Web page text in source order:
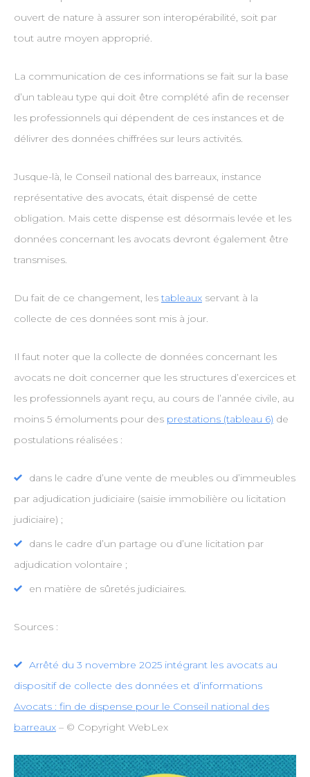
ouvert de nature à assurer son interopérabilité, soit par
tout autre moyen approprié.
La communication de ces informations se fait sur la base
d’un tableau type qui doit être complété afin de recenser
les professionnels qui dépendent de ces instances et de
délivrer des données chiffrées sur leurs activités.
Jusque-là, le Conseil national des barreaux, instance
représentative des avocats, était dispensé de cette
obligation. Mais cette dispense est désormais levée et les
données concernant les avocats devront également être
transmises.
Du fait de ce changement, lestableauxservant à la
collecte de ces données sont mis à jour.
Il faut noter que la collecte de données concernant les
avocats ne doit concerner que les structures d’exercices et
les professionnels ayant reçu, au cours de l’année civile, au
moins 5 émoluments pour des prestations (tableau 6) de
postulations réalisées :
dans le cadre d’une vente de meubles ou d’immeubles
par adjudication judiciaire (saisie immobilière ou licitation
judiciaire) ;
dans le cadre d’un partage ou d’une licitation par
adjudication volontaire ;
en matière de sûretés judiciaires.
Sources :
Arrêté du 3 novembre 2025 intégrant les avocats au
dispositif de collecte des données et d’informations
Avocats : fin de dispense pour le Conseil national des
barreaux– © Copyright WebLex